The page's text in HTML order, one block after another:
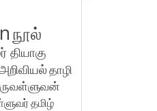
நூல்
தியாகு
தாழி
தமிழ்